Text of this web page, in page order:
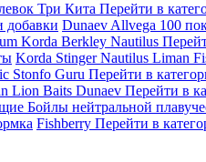
Три Кита Перейти в
добавки Dunaev Allvega 100
Korda Berkley Nautilus
Korda StingerNautilus Liman
Stonfo Guru Перейти в
Lion Baits Dunaev Перейти в
Бойлы нейтральной
Fishberry Перейти в